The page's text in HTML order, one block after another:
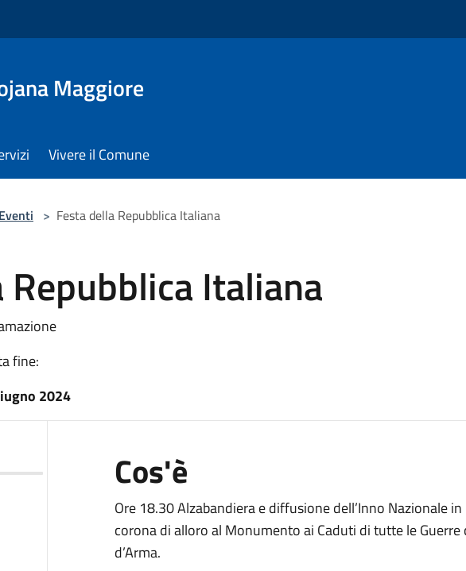
Maggiore
Vivere il Comune
Eventi > Festa della Repubblica Italiana
Repubblica Italiana
fine:
2024
Cos'è
Ore 18.30 Alzabandiera e diffusione dell’Inno Nazionale
corona di alloro al Monumento ai Caduti di tutte le
d’Arma.